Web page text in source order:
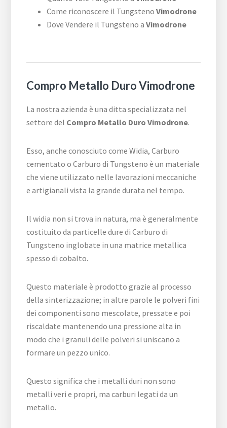
Come riconoscere il TungstenoVimodrone
Dove Vendere il Tungsteno aVimodrone
Compro Metallo Duro Vimodrone
La nostra azienda è una ditta specializzata nel
settore del Compro Metallo Duro Vimodrone.
Esso, anche conosciuto come Widia, Carburo
cementato o Carburo di Tungsteno è un materiale
che viene utilizzato nelle lavorazioni meccaniche
e artigianali vista la grande durata nel tempo.
Il widia non si trova in natura, ma è generalmente
costituito da particelle dure di Carburo di
Tungsteno inglobate in una matrice metallica
spesso di cobalto.
Questo materiale è prodotto grazie al processo
della sinterizzazione; in altre parole le polveri fini
dei componenti sono mescolate, pressate e poi
riscaldate mantenendo una pressione alta in
modo che i granuli delle polveri si uniscano a
formare un pezzo unico.
Questo significa che i metalli duri non sono
metalli veri e propri, ma carburi legati da un
metallo.